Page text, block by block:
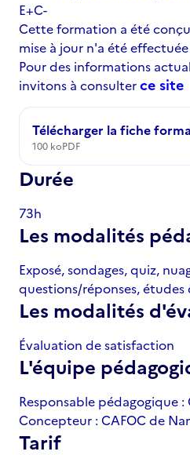
E+C-
Cette formation a été
mise à jour n'a été
Pour des informations
invitons à consulterce site
Télécharger la fiche
100 koPDF
Durée
73h
Les modalités
Exposé, sondages, quiz,
questions/réponses, études
Les modalités
Évaluation de satisfaction
L'équipe
Responsable pédagogique :
Concepteur : CAFOC de
Tarif